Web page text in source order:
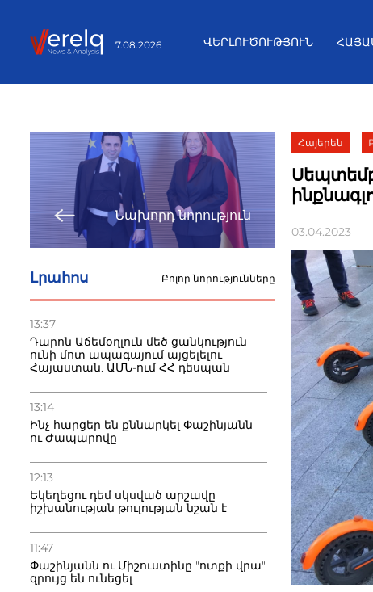
7.08.2026 ՎԵՐԼՈՒԾՈՒԹՅՈՒՆ
Նախորդ նորություն
Լրահոս Բոլոր նորությունները
13:37
Դարոն Աճեմօղլուն մեծ ցանկություն
ունի մոտ ապագայում այցելելու
Հայաստան. ԱՄՆ-ում ՀՀ դեսպան
13:14
Ինչ հարցեր են քննարկել Փաշինյանն
ու Ժապարովը
12:13
Եկեղեցու դեմ սկսված արշավը
իշխանության թուլության նշան է
11:47
Փաշինյանն ու Միշուստինը "ոտքի վրա"
զրույց են ունեցել
Հայերեն
03.04.2023